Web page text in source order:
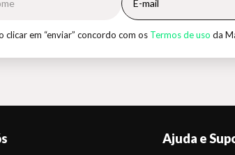
clicar em “enviar” concordo com os Termos de uso da
Ajuda e